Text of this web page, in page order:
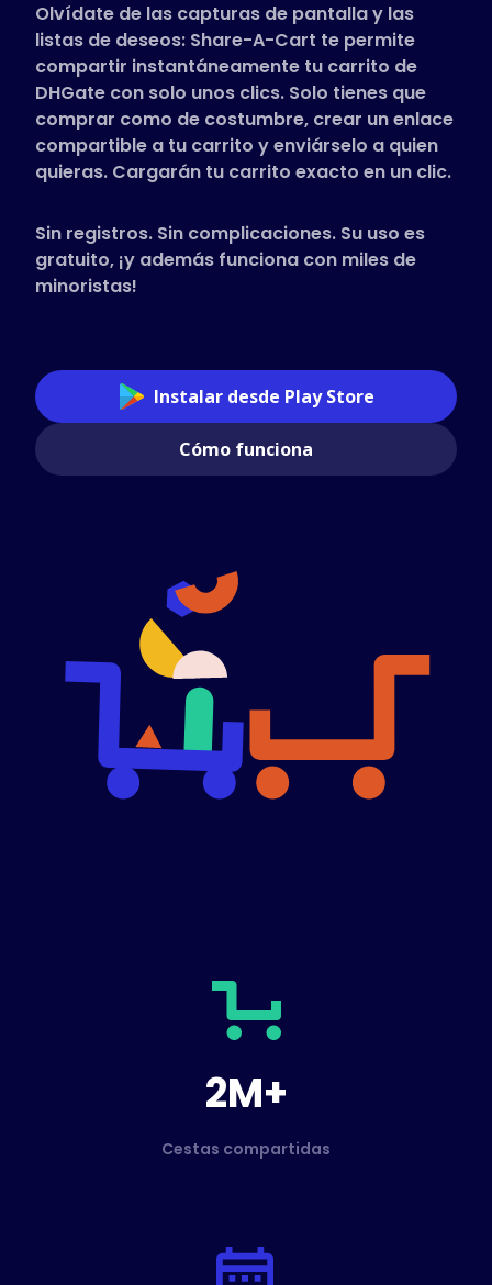
Español (Spanish)
Olvídate de las capturas de pantalla y las
listas de deseos: Share-A-Cart te permite
compartir instantáneamente tu carrito de
DHGate con solo unos clics. Solo tienes que
comprar como de costumbre, crear un enlace
compartible a tu carrito y enviárselo a quien
quieras. Cargarán tu carrito exacto en un clic.
Sin registros. Sin complicaciones. Su uso es
gratuito, ¡y además funciona con miles de
minoristas!
Instalar desde Play Store
Cómo funciona
2M+
Cestas compartidas